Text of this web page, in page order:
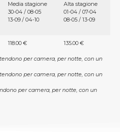
Media stagione
30-04 / 08-05
13-09 / 04-10
Alta stagione
01-04 / 07-04
08-05 / 13-09
118.00 € 135.00 €
per camera, per notte, con un
per camera, per notte, con un
per camera, per notte, con un